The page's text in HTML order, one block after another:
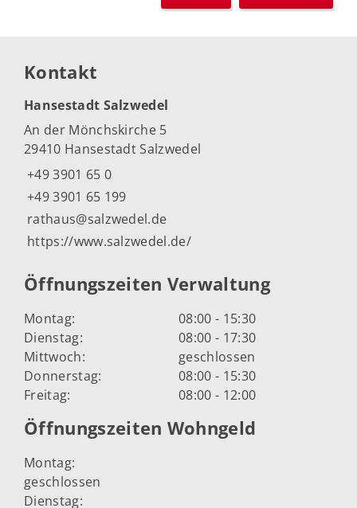
Kontakt
Hansestadt Salzwedel
An der Mönchskirche 5
29410 Hansestadt Salzwedel
+49 3901 65 0
+49 3901 65 199
rathaus@salzwedel.de
https://www.salzwedel.de/
Öffnungszeiten Verwaltung
Montag:
08:00 - 15:30
Dienstag:
08:00 - 17:30
Mittwoch:
geschlossen
Donnerstag:
08:00 - 15:30
Freitag:
08:00 - 12:00
Öffnungszeiten Wohngeld
Montag:
geschlossen
Dienstag: